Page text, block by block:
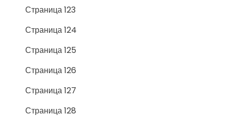
Страница 123
Страница 124
Страница 125
Страница 126
Страница 127
Страница 128